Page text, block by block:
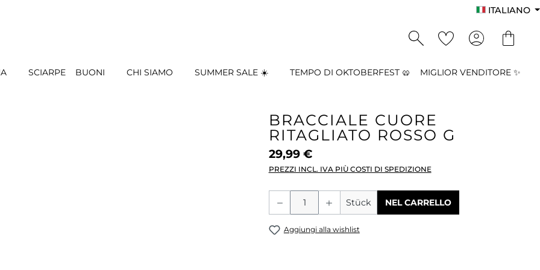
ITALIANO
SCIARPE BUONI CHI SIAMO SUMMER SALE ☀️ TEMPO DI OKTOBERFEST 🥨 MIGLIOR VENDITORE ✨
BRACCIALE CUORE
RITAGLIATO ROSSO G
29,99 €
PREZZI INCL. IVA PIÙ COSTI DI SPEDIZIONE
Quantità del prodotto: inserisci la
Stück NEL CARRELLO
Aggiungi alla wishlist